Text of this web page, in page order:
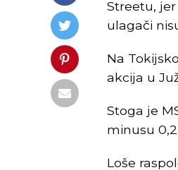
Streetu,
ulagači
Na
akcija u
Stoga je
minusu
Loše